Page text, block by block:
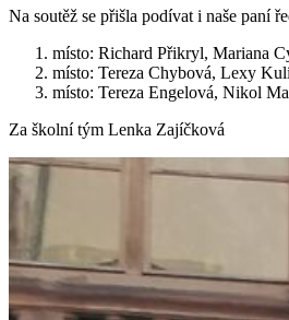
Na soutěž se přišla podívat i naše paní
místo: Richard Přikryl, Mariana
místo: Tereza Chybová, Lexy
místo: Tereza Engelová, Nikol
Za školní tým Lenka Zajíčková